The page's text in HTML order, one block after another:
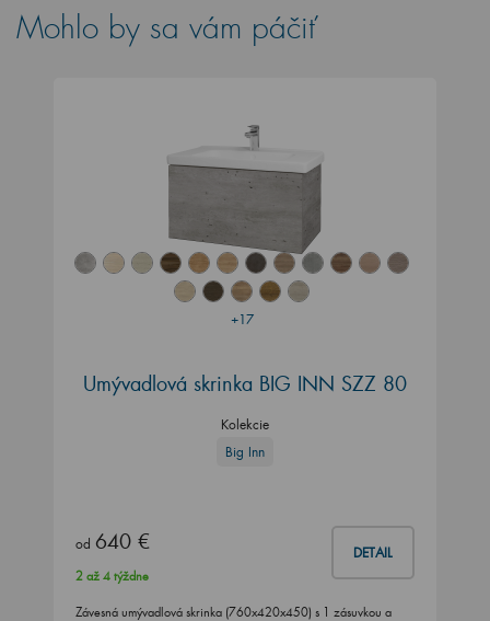
Mohlo by sa vám páčiť
+17
Umývadlová skrinka BIG INN SZZ 80
Kolekcie
Big Inn
od 640 € DETAIL
2 až 4 týždne
Závesná umývadlová skrinka (760x420x450) s 1 zásuvkou a